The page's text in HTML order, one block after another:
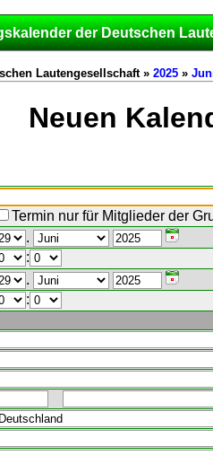
der Deutschen
Lautengesellschaft » 2025 »
Neuen
Termin nur für Mitglieder der
.
:
.
: